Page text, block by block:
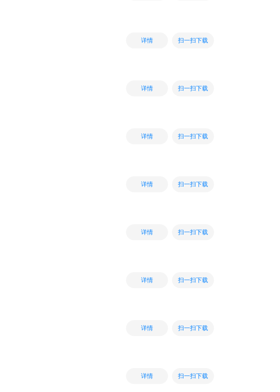
详情 扫一扫下载
详情 扫一扫下载
详情 扫一扫下载
详情 扫一扫下载
详情 扫一扫下载
详情 扫一扫下载
详情 扫一扫下载
详情 扫一扫下载